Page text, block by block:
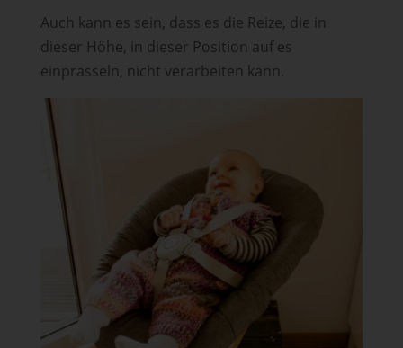
Auch kann es sein, dass es die Reize, die in
dieser Höhe, in dieser Position auf es
einprasseln, nicht verarbeiten kann.